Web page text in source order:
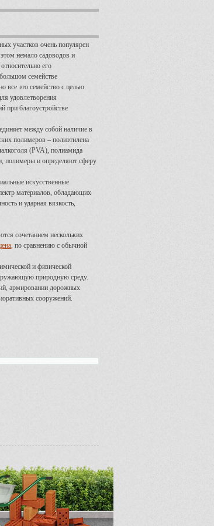
участков очень популярен
немало садоводов и
его
семействе
все это семейство с целью
удовлетворения
при благоустройстве
между собой наличие в
полимеров – полиэтилена
(PVA), полиамида
полимеры и определяют сферу
искусственные
материалов, обладающих
и ударная вязкость,
сочетанием нескольких
, по сравнению с обычной
и физической
природную среду.
армировании дорожных
сооружений.